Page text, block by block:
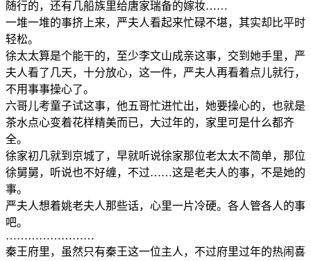
随行的，还有几船族里给唐家瑞备的嫁妆……
一堆一堆的事挤上来，严夫人看起来忙碌不堪，其实却比平时
轻松。
徐太太算是个能干的，至少李文山成亲这事，交到她手里，严
夫人看了几天，十分放心，这一件，严夫人再看着点儿就行，
不用事事操心了。
六哥儿考童子试这事，他五哥忙进忙出，她要操心的，也就是
茶水点心变着花样精美而已，大过年的，家里可是什么都齐
全。
徐家初几就到京城了，早就听说徐家那位老太太不简单，那位
徐舅舅，听说也不好缠，不过……这是老夫人的事，不是她的
事。
严夫人想着姚老夫人那些话，心里一片冷硬。各人管各人的事
吧。
……………………
秦王府里，虽然只有秦王这一位主人，不过府里过年的热闹喜